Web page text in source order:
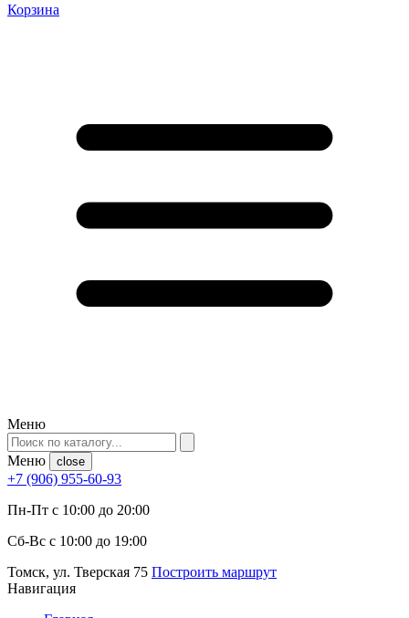
Корзина
Меню
Меню close
+7 (906) 955-60-93
Пн-Пт с 10:00 до 20:00
Сб-Вс с 10:00 до 19:00
Томск, ул. Тверская 75 Построить маршрут
Навигация